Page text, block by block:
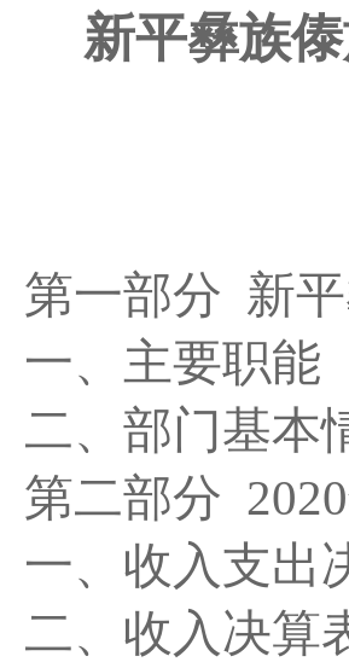
新平彝族
第一部分 新
一、主要职能
二、部门基本
第二部分
一、收入支出
二、收入决算